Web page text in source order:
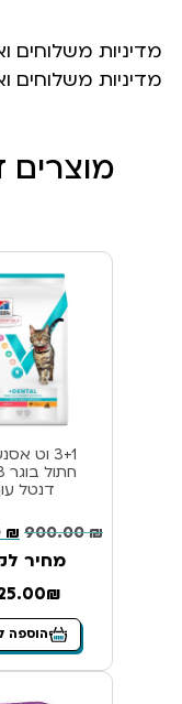
מדיניות משלוחים
מדיניות משלוחים
מוצרים
3+1 וט
דנטל
900.00₪
₪
מחיר
הוספה